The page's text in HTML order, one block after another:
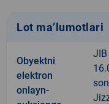
Lot ma’lumotlari
Obyektni
elektron
onlayn-